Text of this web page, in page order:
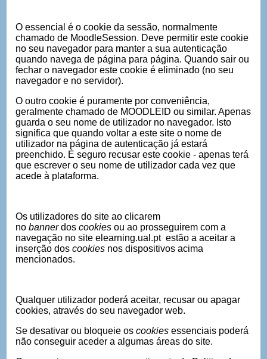
O essencial é o cookie da sessão, normalmente
chamado de MoodleSession. Deve permitir este cookie
no seu navegador para manter a sua autenticação
quando navega de página para página. Quando sair ou
fechar o navegador este cookie é eliminado (no seu
navegador e no servidor).
O outro cookie é puramente por conveniência,
geralmente chamado de MOODLEID ou similar. Apenas
guarda o seu nome de utilizador no navegador. Isto
significa que quando voltar a este site o nome de
utilizador na página de autenticação já estará
preenchido. É seguro recusar este cookie - apenas terá
que escrever o seu nome de utilizador cada vez que
acede à plataforma.
Os utilizadores do site ao clicarem
nobannerdoscookies ou ao prosseguirem com a
navegação no site elearning.ual.pt estão a aceitar a
inserção doscookies nos dispositivos acima
mencionados.
Qualquer utilizador poderá aceitar, recusar ou apagar
cookies, através do seu navegador web.
Se desativar ou bloqueie oscookies essenciais poderá
não conseguir aceder a algumas áreas do site.